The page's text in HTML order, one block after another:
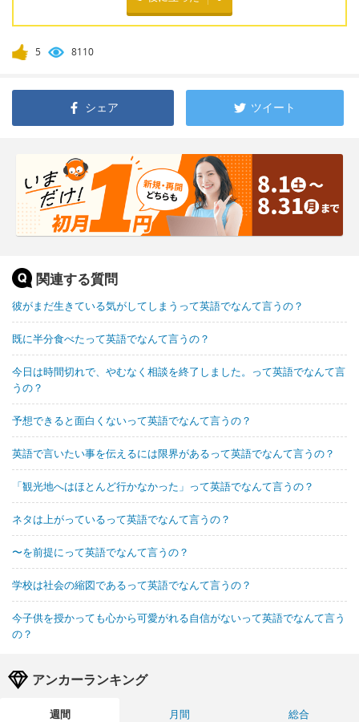
5 8110
シェア ツイート
関連する質問
彼がまだ生きている気がしてしまうって英語でなんて言うの？
既に半分食べたって英語でなんて言うの？
今日は時間切れで、やむなく相談を終了しました。って英語でなんて言
うの？
予想できると面白くないって英語でなんて言うの？
英語で言いたい事を伝えるには限界があるって英語でなんて言うの？
「観光地へはほとんど行かなかった」って英語でなんて言うの？
ネタは上がっているって英語でなんて言うの？
〜を前提にって英語でなんて言うの？
学校は社会の縮図であるって英語でなんて言うの？
今子供を授かっても心から可愛がれる自信がないって英語でなんて言う
の？
アンカーランキング
週間 月間
総合